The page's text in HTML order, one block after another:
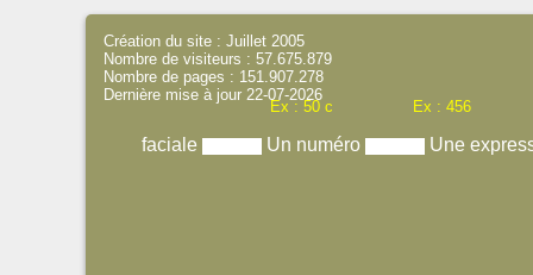
Ex : 50 c Ex : 456
faciale Un numéro Une
Création du site : Juillet 2005
Nombre de visiteurs : 57.675.879
Nombre de pages : 151.907.278
Dernière mise à jour 22-07-2026